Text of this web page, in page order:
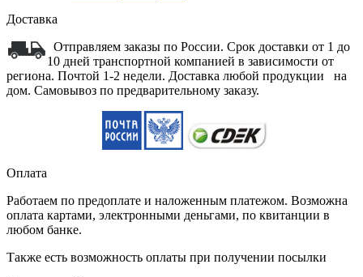
Доставка
Отправляем заказы по России. Срок доставки от 1 до
10 дней транспортной компанией в зависимости от
региона. Почтой 1-2 недели. Доставка любой продукции на
дом. Самовывоз по предварительному заказу.
Оплата
Работаем по предоплате и наложенным платежом. Возможна
оплата картами, электронными деньгами, по квитанции в
любом банке.
Также есть возможность оплаты при получении посылки